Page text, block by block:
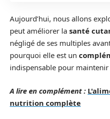
Aujourd’hui, nous allons
peut améliorer la santé
négligé de ses multiples
pourquoi elle est un
indispensable pour
A lire en complément :
nutrition complète